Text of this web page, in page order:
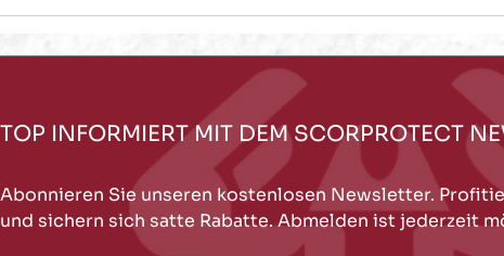
TOP INFORMIERT MIT DEM SCORPROTECT
Abonnieren Sie unseren kostenlosen Newsletter.
und sichern sich satte Rabatte. Abmelden ist jederzeit